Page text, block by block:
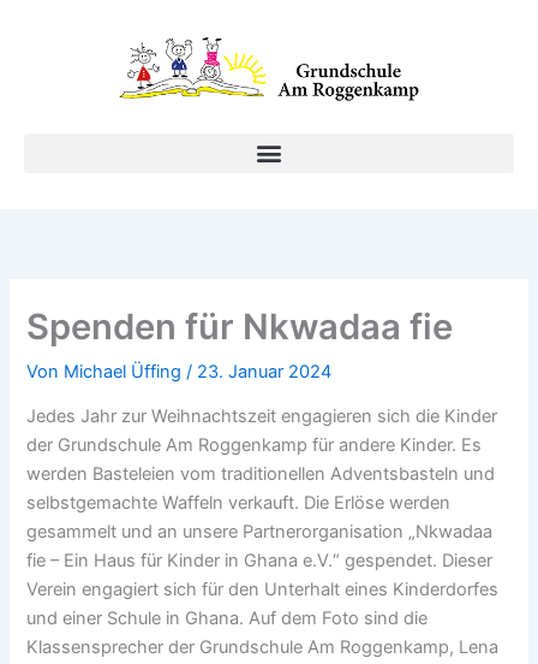
Spenden für Nkwadaa fie
Von Michael Üffing/ 23. Januar 2024
Jedes Jahr zur Weihnachtszeit engagieren sich die Kinder
der Grundschule Am Roggenkamp für andere Kinder. Es
werden Basteleien vom traditionellen Adventsbasteln und
selbstgemachte Waffeln verkauft. Die Erlöse werden
gesammelt und an unsere Partnerorganisation „Nkwadaa
fie – Ein Haus für Kinder in Ghana e.V.“ gespendet. Dieser
Verein engagiert sich für den Unterhalt eines Kinderdorfes
und einer Schule in Ghana. Auf dem Foto sind die
Klassensprecher der Grundschule Am Roggenkamp, Lena